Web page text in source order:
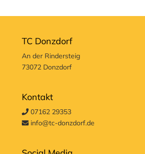
TC Donzdorf
An der Rindersteig
73072 Donzdorf
Kontakt
07162 29353
info@tc-donzdorf.de